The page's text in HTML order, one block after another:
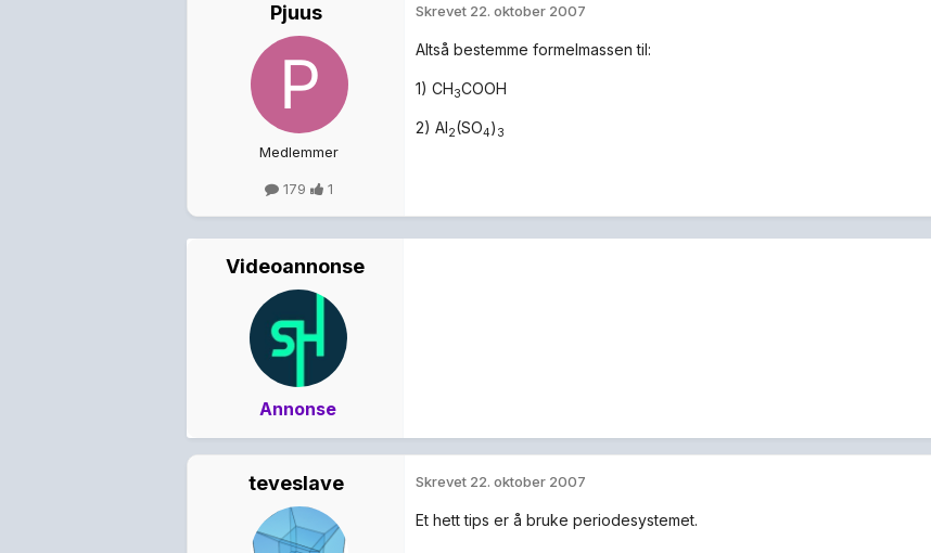
Pjuus
Medlemmer
179 1
Skrevet 22. oktober 2007
Altså bestemme formelmassen til:
1) CH3COOH
2) Al2(SO4) 3
Videoannonse
Annonse
teveslave Skrevet 22. oktober 2007
Et hett tips er å bruke periodesystemet.